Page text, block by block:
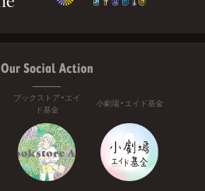
Our Social Action
ブックストア・エイ
ド基金
小劇場・エイド基金